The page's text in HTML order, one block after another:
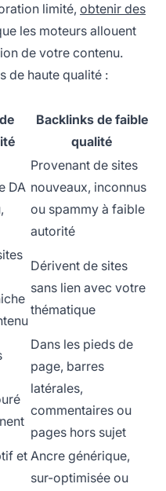
limité, obtenir des
les moteurs allouent
de votre contenu.
de haute qualité :
Backlinks de faible
qualité
DA
Provenant de sites
nouveaux, inconnus
ou spammy à faible
autorité
Dérivent de sites
sans lien avec votre
thématique
Dans les pieds de
page, barres
latérales,
commentaires ou
pages hors sujet
et Ancre générique,
sur-optimisée ou